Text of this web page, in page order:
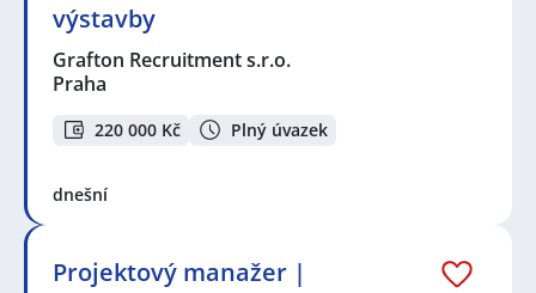
výstavby
Grafton Recruitment s.r.o.
Praha
220 000 Kč Plný úvazek
dnešní
Projektový manažer |